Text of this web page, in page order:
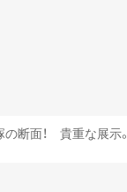
断面！ 貴重な展示。